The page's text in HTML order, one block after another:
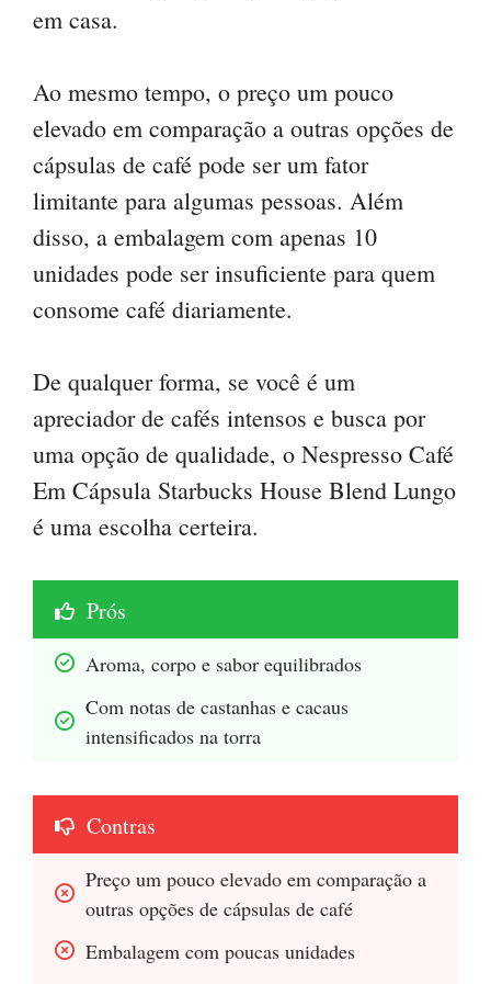
em casa.
Ao mesmo tempo, o preço um pouco
elevado em comparação a outras opções de
cápsulas de café pode ser um fator
limitante para algumas pessoas. Além
disso, a embalagem com apenas 10
unidades pode ser insuficiente para quem
consome café diariamente.
De qualquer forma, se você é um
apreciador de cafés intensos e busca por
uma opção de qualidade, o Nespresso Café
Em Cápsula Starbucks House Blend Lungo
é uma escolha certeira.
Prós
Aroma, corpo e sabor equilibrados
Com notas de castanhas e cacaus
intensificados na torra
Contras
Preço um pouco elevado em comparação a
outras opções de cápsulas de café
Embalagem com poucas unidades